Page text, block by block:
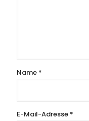
Name *
E-Mail-Adresse *